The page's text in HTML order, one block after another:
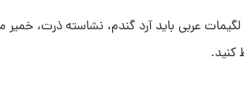
لگیمات عربی باید آرد گندم، نشاسته ذرت،
کنید.